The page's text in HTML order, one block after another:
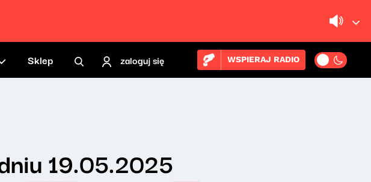
Sklep zaloguj się WSPIERAJ RADIO
19.05.2025